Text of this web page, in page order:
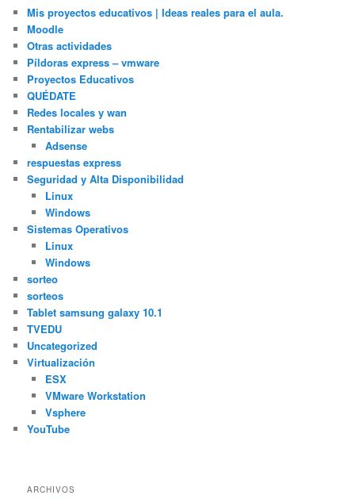
Mis proyectos educativos | Ideas reales para el aula.
Moodle
Otras actividades
Píldoras express – vmware
Proyectos Educativos
QUÉDATE
Redes locales y wan
Rentabilizar webs
Adsense
respuestas express
Seguridad y Alta Disponibilidad
Linux
Windows
Sistemas Operativos
Linux
Windows
sorteo
sorteos
Tablet samsung galaxy 10.1
TVEDU
Uncategorized
Virtualización
ESX
VMware Workstation
Vsphere
YouTube
ARCHIVOS